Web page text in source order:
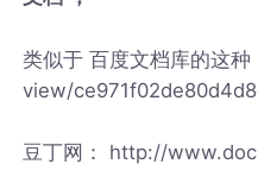
类似于 百度文档库的这
view/
豆丁网： http://